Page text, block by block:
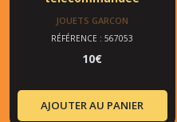
JOUETS GARCON
RÉFÉRENCE : 567053
10€
AJOUTER AU PANIER